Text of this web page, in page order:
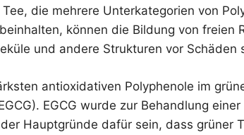
die mehrere Unterkategorien von
können die Bildung von freien
und andere Strukturen vor Schäden
antioxidativen Polyphenole im
EGCG wurde zur Behandlung
Hauptgründe dafür sein, dass grüner